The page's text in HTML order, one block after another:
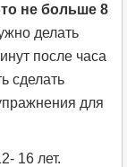
не больше 8
делать
после часа
сделать
для
16 лет.